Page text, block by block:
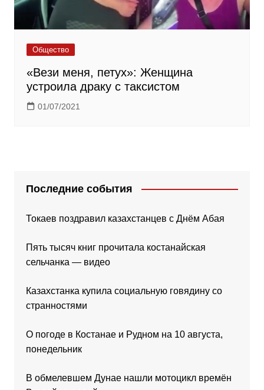
Общество
«Вези меня, петух»: Женщина
устроила драку с таксистом
01/07/2021
Последние события
Токаев поздравил казахстанцев с Днём Абая
Пять тысяч книг прочитала костанайская
сельчанка — видео
Казахстанка купила социальную говядину со
странностями
О погоде в Костанае и Рудном на 10 августа,
понедельник
В обмелевшем Дунае нашли мотоцикл времён